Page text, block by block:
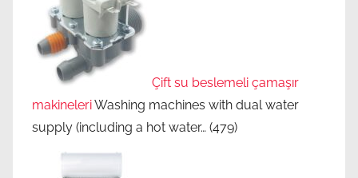
Çift su beslemeli çamaşır
makineleriWashing machines with dual water
supply (including a hot water… (479)